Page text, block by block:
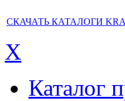
СКАЧАТЬ КАТАЛОГИ
X
Каталог